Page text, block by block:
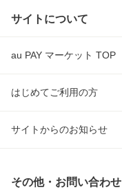
サイトについて
au PAY マーケット TOP
はじめてご利用の方
サイトからのお知らせ
その他・お問い合わせ